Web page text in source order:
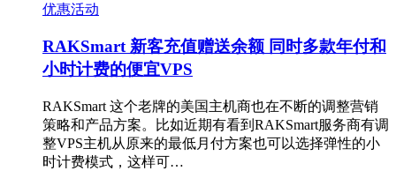
优惠活动
RAKSmart 新客充值赠送余额 同时多款年付和
小时计费的便宜VPS
RAKSmart 这个老牌的美国主机商也在不断的调整营销
策略和产品方案。比如近期有看到RAKSmart服务商有调
整VPS主机从原来的最低月付方案也可以选择弹性的小
时计费模式，这样可…